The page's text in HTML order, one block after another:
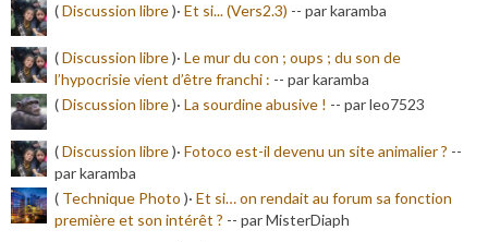
(Discussion libre)· Et si... (Vers2.3) -- par karamba
(Discussion libre)· Le mur du con ; oups ; du son de
l’hypocrisie vient d’être franchi : -- par karamba
(Discussion libre)· La sourdine abusive ! -- par leo7523
(Discussion libre)· Fotoco est-il devenu un site animalier ? --
par karamba
( Technique Photo )· Et si… on rendait au forum sa fonction
première et son intérêt ? -- par MisterDiaph